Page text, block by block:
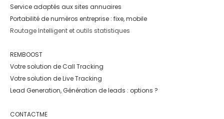
Service adaptés aux sites annuaires
Portabilité de numéros entreprise : fixe, mobile
Routage Intelligent et outils statistiques
REMBOOST
Votre solution de Call Tracking
Votre solution de Live Tracking
Lead Generation, Génération de leads : options ?
CONTACTME